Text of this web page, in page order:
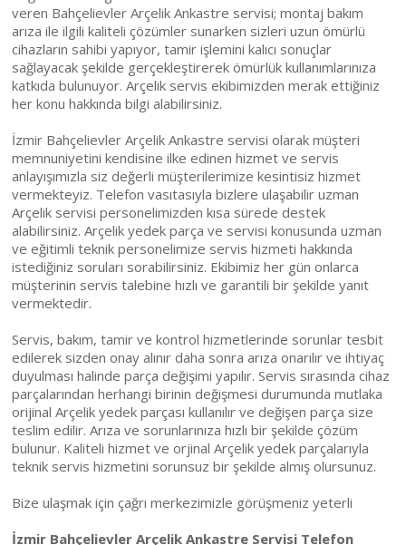
veren Bahçelievler Arçelik Ankastre servisi; montaj bakım
arıza ile ilgili kaliteli çözümler sunarken sizleri uzun ömürlü
cihazların sahibi yapıyor, tamir işlemini kalıcı sonuçlar
sağlayacak şekilde gerçekleştirerek ömürlük kullanımlarınıza
katkıda bulunuyor. Arçelik servis ekibimizden merak ettiğiniz
her konu hakkında bilgi alabilirsiniz.
İzmir Bahçelievler Arçelik Ankastre servisi olarak müşteri
memnuniyetini kendisine ilke edinen hizmet ve servis
anlayışımızla siz değerli müşterilerimize kesintisiz hizmet
vermekteyiz. Telefon vasıtasıyla bizlere ulaşabilir uzman
Arçelik servisi personelimizden kısa sürede destek
alabilirsiniz. Arçelik yedek parça ve servisi konusunda uzman
ve eğitimli teknik personelimize servis hizmeti hakkında
istediğiniz soruları sorabilirsiniz. Ekibimiz her gün onlarca
müşterinin servis talebine hızlı ve garantili bir şekilde yanıt
vermektedir.
Servis, bakım, tamir ve kontrol hizmetlerinde sorunlar tesbit
edilerek sizden onay alınır daha sonra arıza onarılır ve ihtiyaç
duyulması halinde parça değişimi yapılır. Servis sırasında cihaz
parçalarından herhangi birinin değişmesi durumunda mutlaka
orijinal Arçelik yedek parçası kullanılır ve değişen parça size
teslim edilir. Arıza ve sorunlarınıza hızlı bir şekilde çözüm
bulunur. Kaliteli hizmet ve orjinal Arçelik yedek parçalarıyla
teknik servis hizmetini sorunsuz bir şekilde almış olursunuz.
Bize ulaşmak için çağrı merkezimizle görüşmeniz yeterli
İzmir Bahçelievler Arçelik Ankastre Servisi Telefon